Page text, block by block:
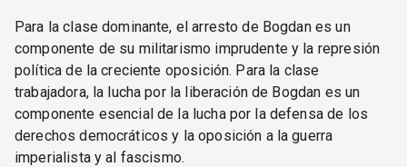
Para la clase dominante, el arresto de Bogdan es un
componente de su militarismo imprudente y la represión
política de la creciente oposición. Para la clase
trabajadora, la lucha por la liberación de Bogdan es un
componente esencial de la lucha por la defensa de los
derechos democráticos y la oposición a la guerra
imperialista y al fascismo.